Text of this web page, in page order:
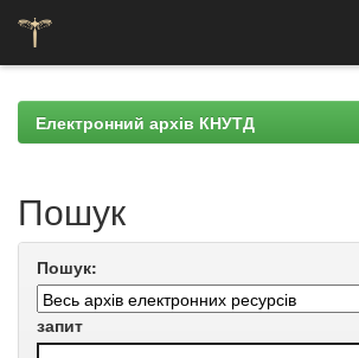
navigationЕлектронний архів КНУТД
Пошук
Пошук:
запит